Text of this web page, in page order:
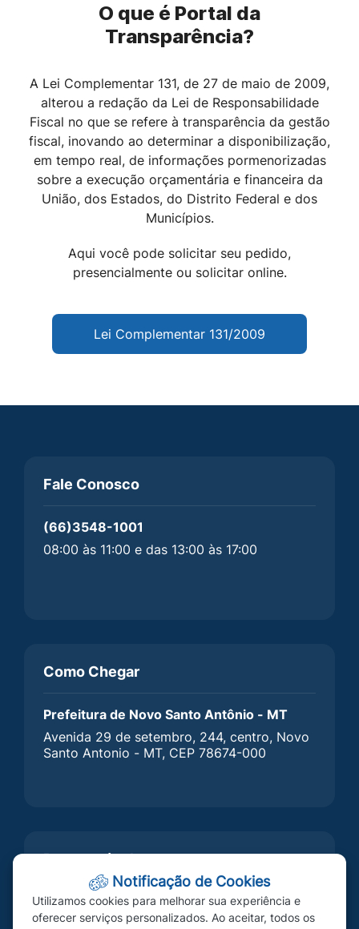
O que é Portal da
Transparência?
A Lei Complementar 131, de 27 de maio de 2009,
alterou a redação da Lei de Responsabilidade
Fiscal no que se refere à transparência da gestão
fiscal, inovando ao determinar a disponibilização,
em tempo real, de informações pormenorizadas
sobre a execução orçamentária e financeira da
União, dos Estados, do Distrito Federal e dos
Municípios.
Aqui você pode solicitar seu pedido,
presencialmente ou solicitar online.
Lei Complementar 131/2009
Fale Conosco
(66)3548-1001
08:00 às 11:00 e das 13:00 às 17:00
Como Chegar
Prefeitura de Novo Santo Antônio - MT
Avenida 29 de setembro, 244, centro, Novo
Santo Antonio - MT, CEP 78674-000
Responsável
Notificação de Cookies
Utilizamos cookies para melhorar sua experiência e
oferecer serviços personalizados. Ao aceitar, todos os